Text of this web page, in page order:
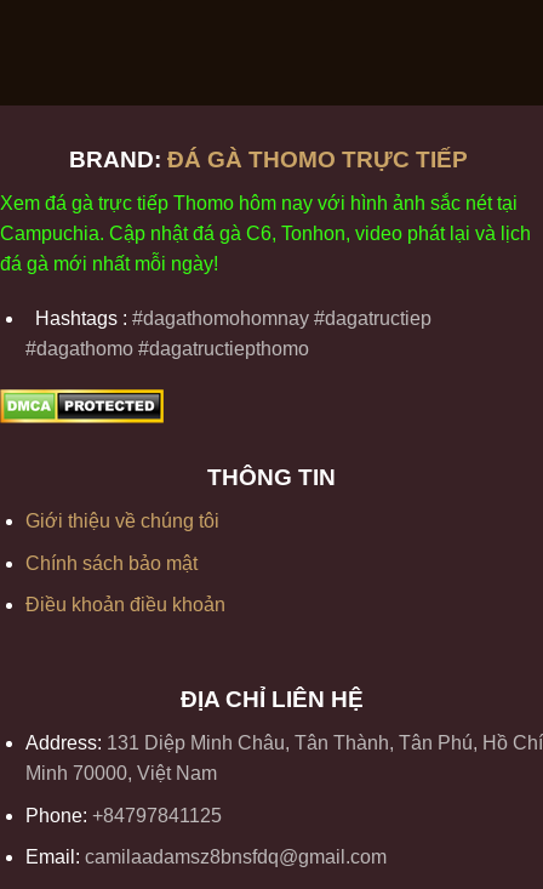
BRAND: ĐÁ GÀ THOMO TRỰC TIẾP
Xem đá gà trực tiếp Thomo hôm nay với hình ảnh sắc néttại
Campuchia. Cập nhậtđá gà C6, Tonhon, video phátl ại và ịch
đá gà mới nhất mỗi ngày!
Hashtags : #dagathomohomnay #dagatructiep
#dagathomo #dagatructiepthomo
THÔNG TIN
Giới thiệu về chúng tôi
Chính sách bảo mật
Điều khoản điều khoản
ĐỊA CHỈ LIÊN HỆ
Address: 131 Diệp Minh Châu, Tân Thành, Tân Phú, Hồ Chí
Minh 70000, Việt Nam
Phone: +84797841125
Email: camilaadamsz8bnsfdq@gmail.com